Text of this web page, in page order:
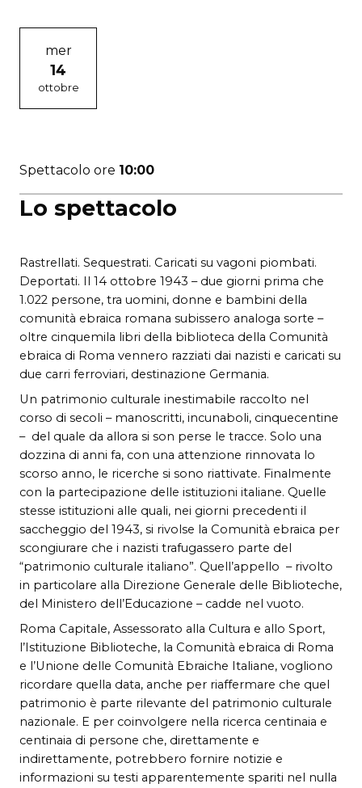
Lo spettacolo
Rastrellati. Sequestrati. Caricati su vagoni piombati.
Deportati. Il 14 ottobre 1943 – due giorni prima che
1.022 persone, tra uomini, donne e bambini della
comunità ebraica romana subissero analoga sorte –
oltre cinquemila libri della biblioteca della Comunità
ebraica di Roma vennero razziati dai nazisti e caricati su
due carri ferroviari, destinazione Germania.
Un patrimonio culturale inestimabile raccolto nel
corso di secoli – manoscritti, incunaboli, cinquecentine
– del quale da allora si son perse le tracce. Solo una
dozzina di anni fa, con una attenzione rinnovata lo
scorso anno, le ricerche si sono riattivate. Finalmente
con la partecipazione delle istituzioni italiane. Quelle
stesse istituzioni alle quali, nei giorni precedenti il
saccheggio del 1943, si rivolse la Comunità ebraica per
scongiurare che i nazisti trafugassero parte del
“patrimonio culturale italiano”. Quell’appello – rivolto
in particolare alla Direzione Generale delle Biblioteche,
del Ministero dell’Educazione – cadde nel vuoto.
Roma Capitale, Assessorato alla Cultura e allo Sport,
l’Istituzione Biblioteche, la Comunità ebraica di Roma
e l’Unione delle Comunità Ebraiche Italiane, vogliono
ricordare quella data, anche per riaffermare che quel
patrimonio è parte rilevante del patrimonio culturale
nazionale. E per coinvolgere nella ricerca centinaia e
centinaia di persone che, direttamente e
indirettamente, potrebbero fornire notizie e
informazioni su testi apparentemente spariti nel nulla
mer
14
ottobre
Spettacolo ore 10:00